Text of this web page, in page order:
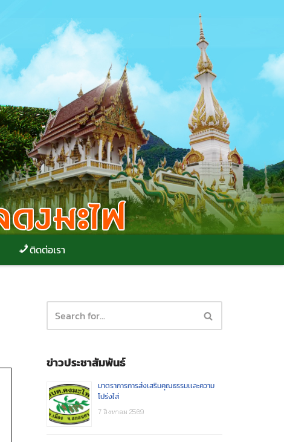
ติดต่อเรา
ข่าวประชาสัมพันธ์
มาตราการการส่งเสริมคุณธรรมเเละความ
โปร่งใส่
7 สิงหาคม 2569